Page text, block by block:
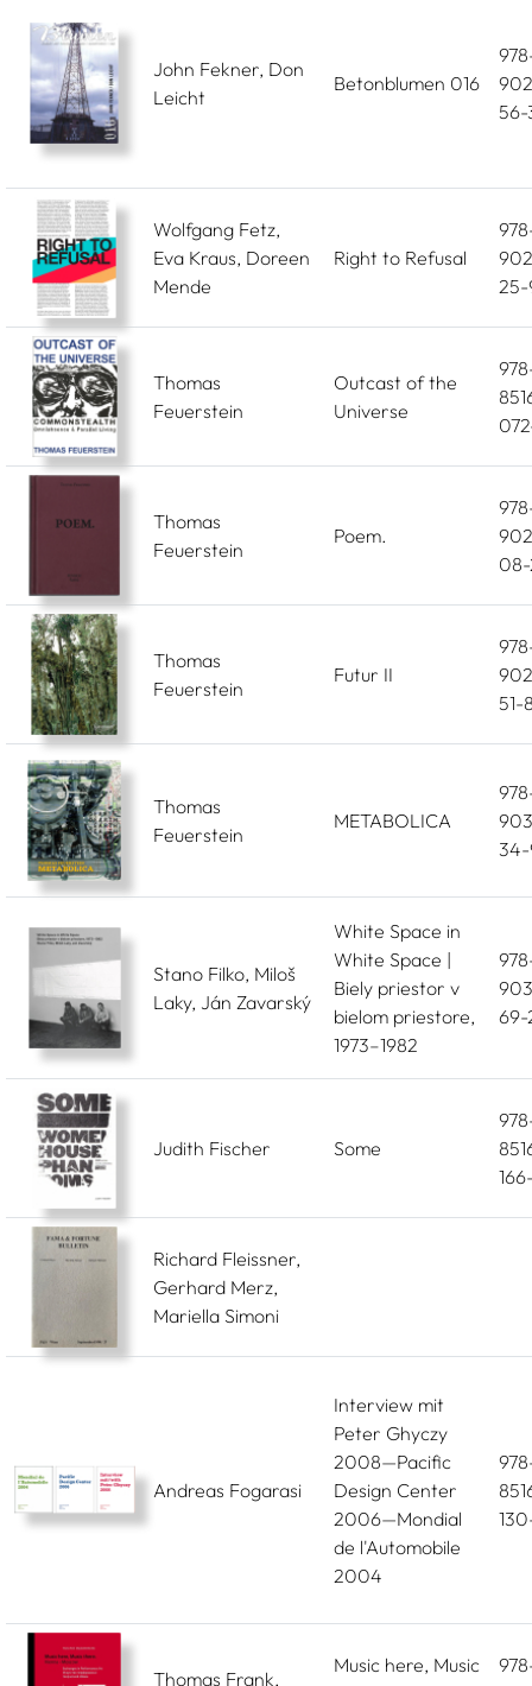
John Fekner, Don
Leicht
Betonblumen 016
56-
Wolfgang Fetz,
Eva Kraus, Doreen
Mende
Right to Refusal
25-
Thomas
Feuerstein
Outcast of the
Universe
Thomas
Feuerstein
Poem.
Thomas
Feuerstein
Futur II
51-
Thomas
Feuerstein
METABOLICA
Stano Filko, Miloš
Laky, Ján Zavarský
White Space in
White Space |
Biely priestor v
bielom priestore,
1973–1982
69-
Judith Fischer Some
Richard Fleissner,
Gerhard Merz,
Mariella Simoni
Andreas Fogarasi
Interview mit
Peter Ghyczy
2008—Pacific
Design Center
2006—Mondial
de l'Automobile
2004
Thomas Frank,
Music here, Music